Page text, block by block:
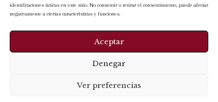
identificaciones únicas en este sitio. No consentir o retirar el consentimiento, puede afectar
negativamente a ciertas características y funciones.
Aceptar
Denegar
Ver preferencias
hijos, las pensiones alimenticias y el reparto de
bienes. Aunque ambos procesos persiguen el
mismo objetivo, existen diferencias clave entre
Derecho de Familia